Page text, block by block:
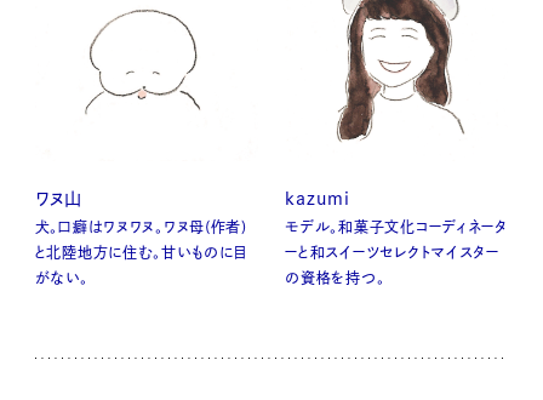
ワヌ山
犬。口癖はワヌワヌ。ワヌ母(作者)
と北陸地方に住む。甘いものに目
がない。
kazumi
モデル。和菓子文化コーディネータ
ーと和スイーツセレクトマイスター
の資格を持つ。